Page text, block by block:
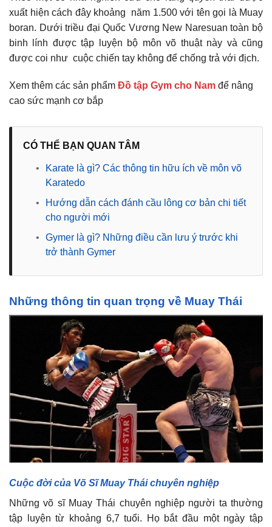
xuất hiện cách đây khoảng năm 1.500 với tên gọi là Muay
boran. Dưới triều đại Quốc Vương New Naresuan toàn bộ
binh lính được tập luyện bộ môn võ thuật này và cũng
được coi như cuộc chiến tay không để chống trả với địch.
Xem thêm các sản phẩm Đồ tập Gym cho Nam để nâng
cao sức mạnh cơ bắp
CÓ THỂ BẠN QUAN TÂM
•
Karate là gì? Các thông tin hữu ích về môn võ
Karatedo
•
Hướng dẫn cách đánh cầu lông cơ bản chi tiết
cho người mới
•
Gymer là gì? Những điều cần lưu ý trước khi
trở thành Gymer
Những thông tin quan trọng về Muay Thái
Cuộc đời của Võ Sĩ Muay Thái chuyên nghiệp
Những võ sĩ Muay Thái chuyên nghiệp người ta thường
tập luyện từ khoảng 6,7 tuổi. Họ bắt đầu một ngày tập